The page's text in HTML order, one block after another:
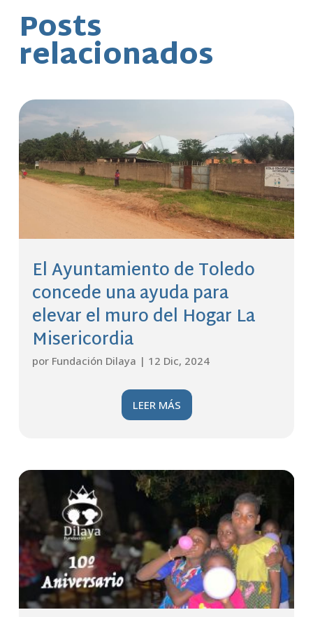
Posts
relacionados
El Ayuntamiento de Toledo
concede una ayuda para
elevar el muro del Hogar La
Misericordia
por Fundación Dilaya | 12 Dic, 2024
LEER MÁS